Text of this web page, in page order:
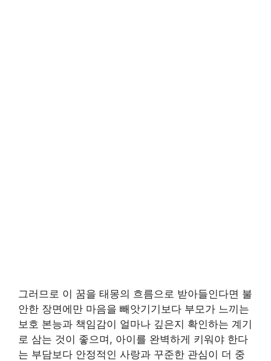
그러므로 이 꿈을 태몽의 흐름으로 받아들인다면 불
안한 장면에만 마음을 빼앗기기보다 부모가 느끼는
보호 본능과 책임감이 얼마나 깊은지 확인하는 계기
로 삼는 것이 좋으며, 아이를 완벽하게 키워야 한다
는 부담보다 안정적인 사랑과 꾸준한 관심이 더 중